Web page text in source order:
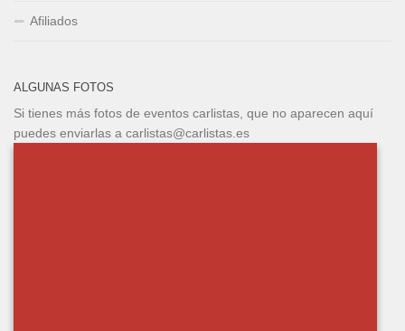
Afiliados
ALGUNAS FOTOS
Si tienes más fotos de eventos carlistas, que no aparecen aquí
puedes enviarlas a carlistas@carlistas.es